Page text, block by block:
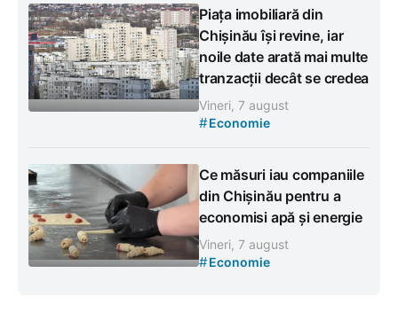
Piața imobiliară din
Chișinău își revine, iar
noile date arată mai multe
tranzacții decât se credea
Vineri, 7 august
#Economie
Ce măsuri iau companiile
din Chișinău pentru a
economisi apă și energie
Vineri, 7 august
#Economie